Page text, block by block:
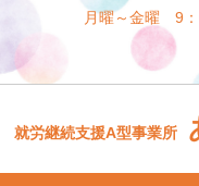
月曜～金曜 9
就労継続支援A型事業所